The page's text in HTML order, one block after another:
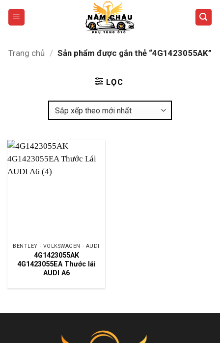
qua
Trang chủ / Sản phẩm được gắn thẻ “4G1423055AK”
LỌC
BENTLEY - VOLKSWAGEN - AUDI
4G1423055AK
4G1423055EA Thước lái
AUDI A6